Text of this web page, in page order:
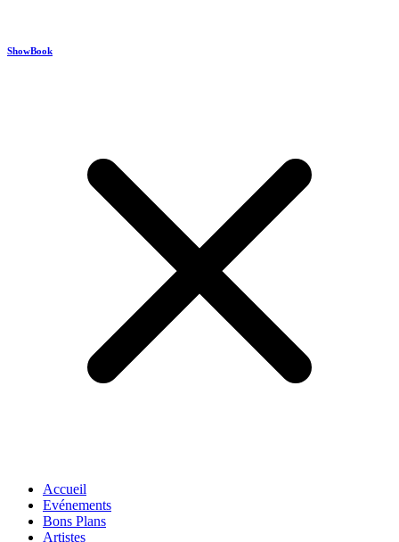
ShowBook
Accueil
Evénements
Bons Plans
Artistes